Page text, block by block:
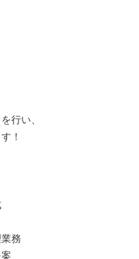
行い、
！
務